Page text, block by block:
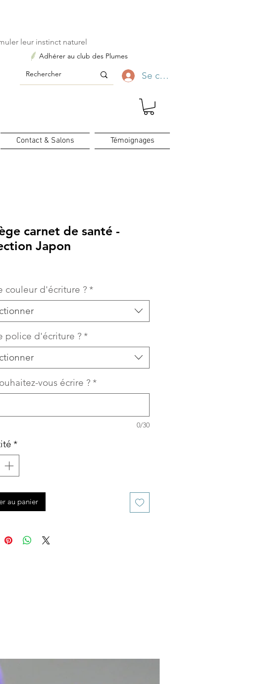
leur instinct naturel
Adhérer au club des Plumes
Se connecter
Contact & Salons Témoignages
carnet de santé -
Japon
couleur d'écriture ? *
police d'écriture ? *
vous écrire ? *
0/30
*
au panier